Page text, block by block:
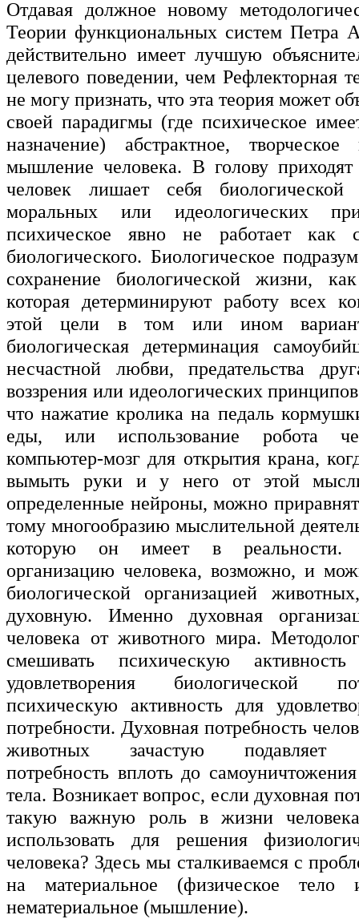
Отдавая должное новому
Теории функциональных систем Петра
действительно имеет лучшую
целевого поведении, чем Рефлекторная
не могу признать, что эта теория может
своей парадигмы (где психическое
назначение) абстрактное,
мышление человека. В голову
человек лишает себя
моральных или идеологических
психическое явно не работает как
биологического. Биологическое
сохранение биологической жизни,
которая детерминируют работу всех
этой цели в том или ином
биологическая детерминация
несчастной любви, предательства
воззрения или идеологических
что нажатие кролика на педаль
еды, или использование робота
компьютер-мозг для открытия крана,
вымыть руки и у него от этой
определенные нейроны, можно
тому многообразию мыслительной
которую он имеет в реальности.
организацию человека, возможно, и
биологической организацией
духовную. Именно духовная
человека от животного мира.
смешивать психическую
удовлетворения биологической
психическую активность для
потребности. Духовная потребность
животных зачастую подавляет
потребность вплоть до
тела. Возникает вопрос, если духовная
такую важную роль в жизни
использовать для решения
человека? Здесь мы сталкиваемся с
на материальное (физическое
нематериальное (мышление).